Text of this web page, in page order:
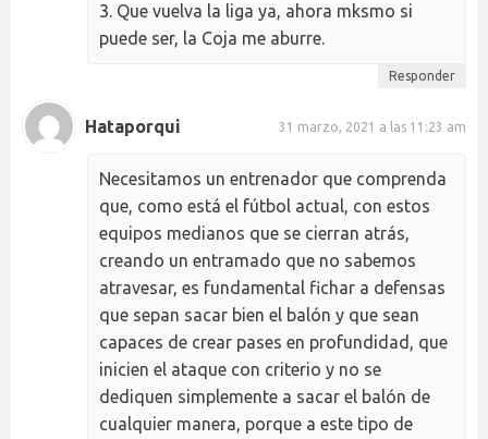
3. Que vuelva la liga ya, ahora mksmo si
puede ser, la Coja me aburre.
Responder
Hataporqui 31 marzo, 2021 a las 11:23 am
Necesitamos un entrenador que comprenda
que, como está el fútbol actual, con estos
equipos medianos que se cierran atrás,
creando un entramado que no sabemos
atravesar, es fundamental fichar a defensas
que sepan sacar bien el balón y que sean
capaces de crear pases en profundidad, que
inicien el ataque con criterio y no se
dediquen simplemente a sacar el balón de
cualquier manera, porque a este tipo de